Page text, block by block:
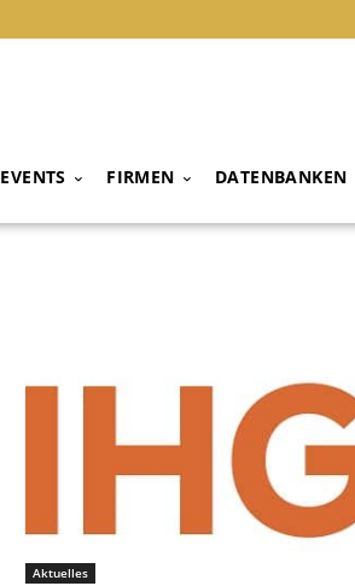
EVENTS FIRMEN DATENBANKEN
Aktuelles